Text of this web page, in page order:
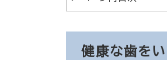
健康な歯を